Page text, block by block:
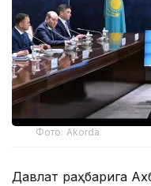
Фото: Akorda
Давлат раҳбарига